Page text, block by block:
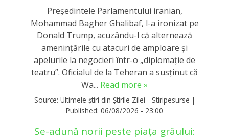
Președintele Parlamentului iranian,
Mohammad Bagher Ghalibaf, l-a ironizat pe
Donald Trump, acuzându-l că alternează
amenințările cu atacuri de amploare și
apelurile la negocieri într-o „diplomație de
teatru”. Oficialul de la Teheran a susținut că
Wa... Read more »
Source: Ultimele știri din Știrile Zilei - Stiripesurse |
Published: 06/08/2026 - 23:00
Se-adună norii peste piața grâului: